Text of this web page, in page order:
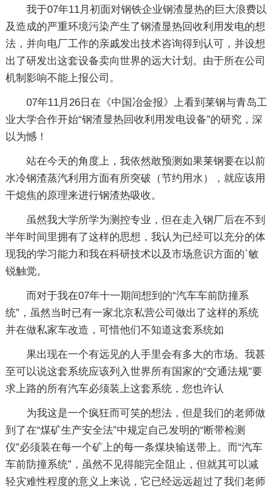
我于07年11月初面对钢铁企业钢渣显热的巨大浪费以
及造成的严重环境污染产生了钢渣显热回收利用发电的想
法，并向电厂工作的亲戚发出技术咨询得到认可，并设想
出了研发出这套设备卖向世界的远大计划。由于所在公司
机制影响不能上报公司。
07年11月26日在《中国冶金报》上看到莱钢与青岛工
业大学合作开始“钢渣显热回收利用发电设备”的研究，深
以为憾！
站在今天的角度上，我依然敢预测如果莱钢要在以前
水冷钢渣蒸汽利用方面有所突破（节约用水），就应该用
干熄焦的原理来进行钢渣热吸收。
虽然我大学所学为测控专业，但在走入钢厂后在不到
半年时间里拥有了这样的思想，我认为已经可以充分的体
现我的学习能力和我在科研技术以及市场意识方面的`敏
锐触觉。
而对于我在07年十一期间想到的“汽车车前防撞系
统”，虽然当时已有一家北京私营公司做出了这样的系统
并在做私家车改造，可惜他们不知道这套系统如
果出现在一个有远见的人手里会有多大的市场。我甚
至可以说这套系统应该列入世界所有国家的“交通法规”要
求上路的所有汽车必须装上这套系统，您也许认
为我这是一个疯狂而可笑的想法，但是我们的老师做
到了在“煤矿生产安全法”中规定自己发明的“断带检测
仪”必须装在每一个矿上的每一条煤块输送带上。而“汽车
车前防撞系统”，虽然不见得能完全阻止，但就其可以减
轻灾难性程度的意义上来说，它已经远远超过了我们老师